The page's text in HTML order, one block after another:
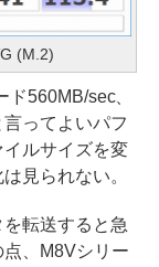
(M.2)
560MB/sec、
ってよいパフ
ルサイズを変
見られない。
転送すると急
、M8Vシリー